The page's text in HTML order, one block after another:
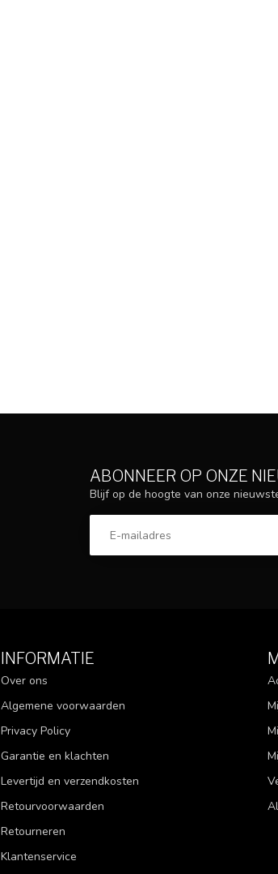
ABONNEER OP ONZE
Blijf op de hoogte van onze
INFORMATIE
Over ons
Algemene voorwaarden
Privacy Policy
Garantie en klachten
Levertijd en verzendkosten
Retourvoorwaarden
Retourneren
Klantenservice